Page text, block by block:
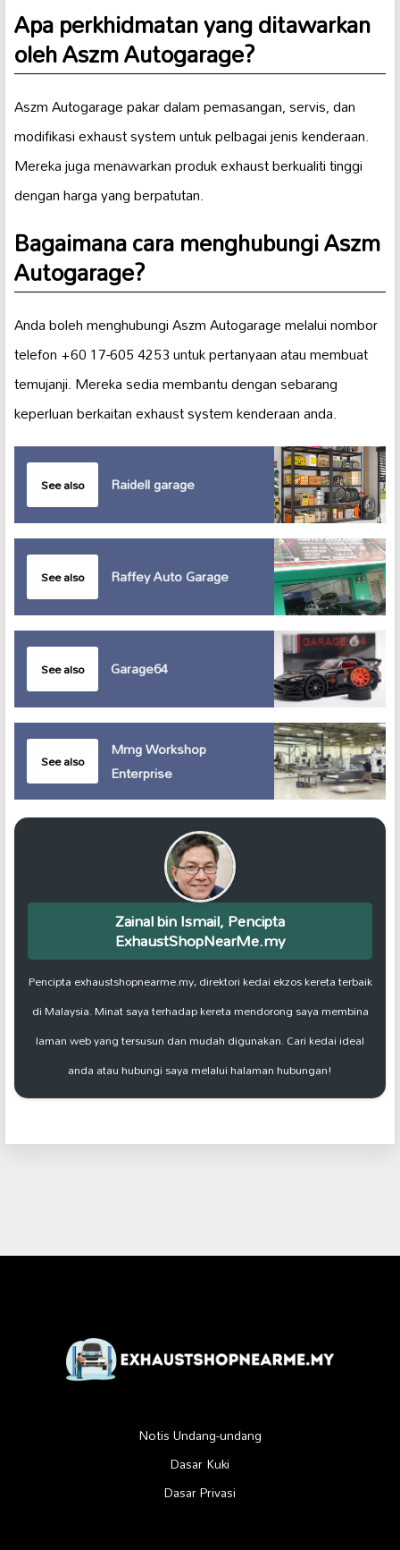
Apa perkhidmatan yang ditawarkan
oleh Aszm Autogarage?
Aszm Autogarage pakar dalam pemasangan, servis, dan
modifikasi exhaust system untuk pelbagai jenis kenderaan.
Mereka juga menawarkan produk exhaust berkualiti tinggi
dengan harga yang berpatutan.
Bagaimana cara menghubungi Aszm
Autogarage?
Anda boleh menghubungi Aszm Autogarage melalui nombor
telefon +60 17-605 4253 untuk pertanyaan atau membuat
temujanji. Mereka sedia membantu dengan sebarang
keperluan berkaitan exhaust system kenderaan anda.
See also Raidell garage
See also Raffey Auto Garage
See also Garage64
See also
Mmg Workshop
Enterprise
Zainal bin Ismail, Pencipta
ExhaustShopNearMe.my
Pencipta exhaustshopnearme.my, direktori kedai ekzos kereta terbaik
di Malaysia. Minat saya terhadap kereta mendorong saya membina
laman web yang tersusun dan mudah digunakan. Cari kedai ideal
anda atau hubungi saya melalui halaman hubungan!
Notis Undang-undang
Dasar Kuki
Dasar Privasi